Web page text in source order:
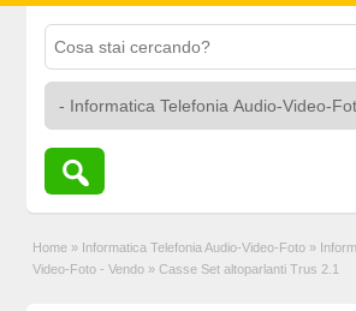
Home » Informatica Telefonia Audio-Video-Foto »
Video-Foto - Vendo » Casse Set altoparlanti Trus 2.1